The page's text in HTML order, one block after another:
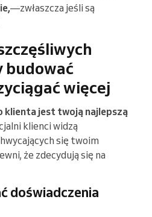
—zwłaszcza jeśli są
budować
więcej
klienta jest twoją najlepszą
klienci widzą
się twoim
że zdecydują się na
doświadczenia